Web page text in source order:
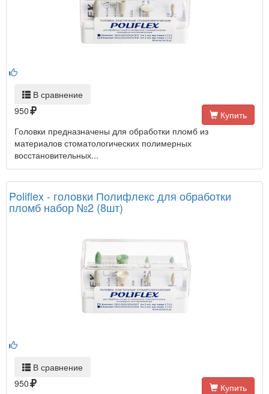
В сравнение
950
Купить
Головки предназначены для обработки пломб из
материалов стоматологических полимерных
восстановительных...
Poliflex - головки Полифлекс для обработки
пломб набор №2 (8шт)
В сравнение
950
Купить